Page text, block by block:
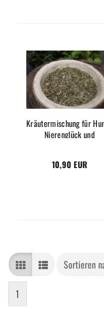
Kräutermischung für
Nierenglück und
10,90 EUR
Sortieren
1